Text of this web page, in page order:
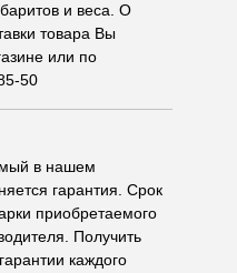
и веса. О
товара Вы
или по
50
в нашем
гарантия. Срок
приобретаемого
Получить
каждого